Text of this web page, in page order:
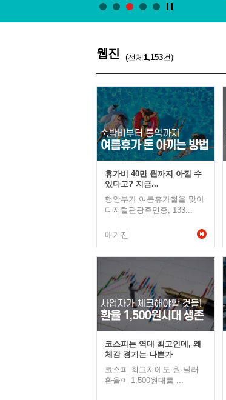
웹진 (전체1,153건)
휴가비 40만 원까지 아낄 수
있다고? 지금...
행안부가 여름휴가철을 맞아
디지털관광주민증, 133...
매거진
코스피는 역대 최고인데, 왜
체감 경기는 나쁜가
코스피 최고치에도 원·달러
환율이 1,500원대를 ...